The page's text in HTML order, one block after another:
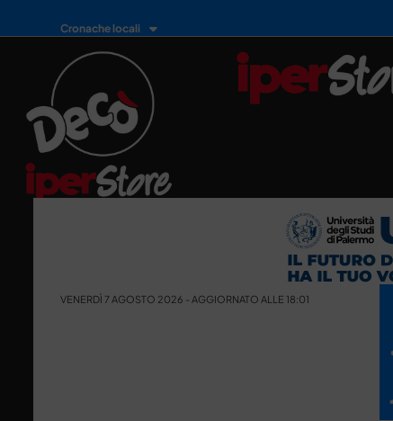
Cronache locali
VENERDÌ 7 AGOSTO 2026 - AGGIORNATO ALLE 18:01